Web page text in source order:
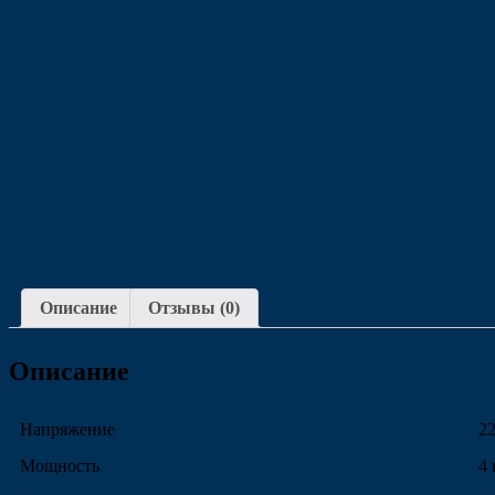
Описание Отзывы (0)
Описание
Напряжение
Мощность
4